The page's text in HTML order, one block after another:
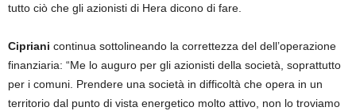
tutto ciò che gli azionisti di Hera dicono di fare.
Cipriani continua sottolineando la correttezza del dell’operazione
finanziaria: “Me lo auguro per gli azionisti della società, soprattutto
per i comuni. Prendere una società in difficoltà che opera in un
territorio dal punto di vista energetico molto attivo, non lo troviamo